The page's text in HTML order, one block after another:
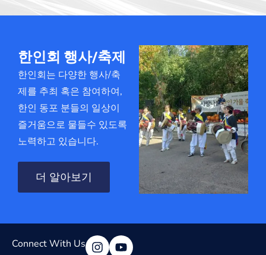
한인회 행사/축제
한인회는 다양한 행사/축
제를 추최 혹은 참여하여,
한인 동포 분들의 일상이
즐거움으로 물들수 있도록
노력하고 있습니다.
더 알아보기
Connect With Us